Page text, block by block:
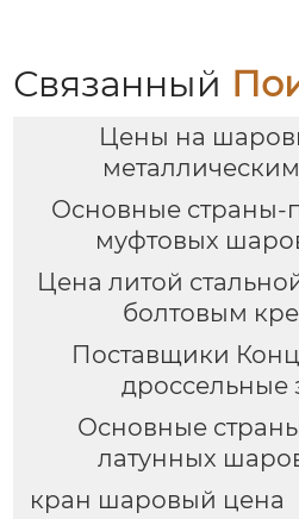
Связанный
Цены на
Основные страны-
муфтовых
Цена литой
болтовым
Поставщики
дроссельные
Основные
латунных
кран шаровый цена